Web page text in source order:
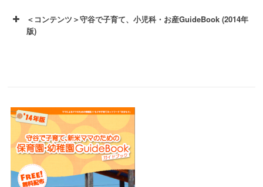
＜コンテンツ＞守谷で子育て、小児科・お産GuideBook (2014年
版)